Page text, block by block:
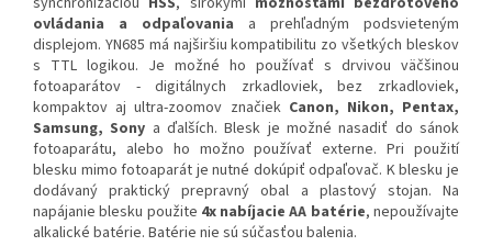
ovládania a odpaľovania a prehľadným podsvieteným
displejom. YN685 má najširšiu kompatibilitu zo všetkých bleskov
s TTL logikou. Je možné ho používať s drvivou väčšinou
fotoaparátov - digitálnych zrkadloviek, bez zrkadloviek,
kompaktov aj ultra-zoomov značiek Canon, Nikon, Pentax,
Samsung, Sony a ďalších. Blesk je možné nasadiť do sánok
fotoaparátu, alebo ho možno používať externe. Pri použití
blesku mimo fotoaparát je nutné dokúpiť odpaľovač. K blesku je
dodávaný praktický prepravný obal a plastový stojan. Na
napájanie blesku použite 4x nabíjacie AA batérie, nepoužívajte
alkalické batérie. Batérie nie sú súčasťou balenia.